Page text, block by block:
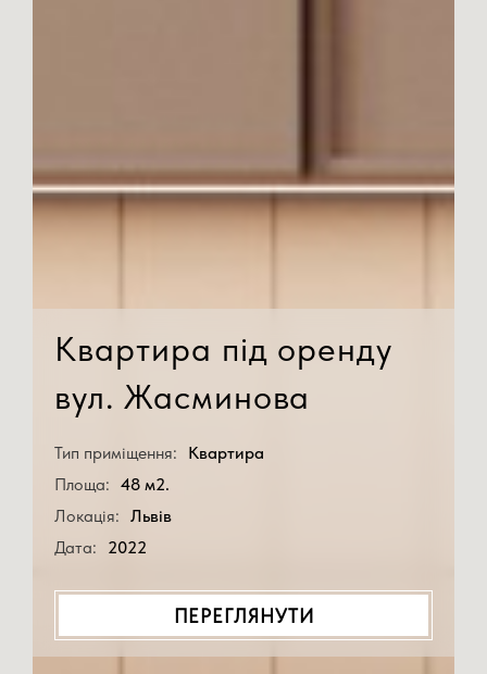
Квартира під оренду
вул. Жасминова
Тип приміщення:
Квартира
Площа: 48 м2.
Локація: Львів
Дата:
2022
ПЕРЕГЛЯНУТИ